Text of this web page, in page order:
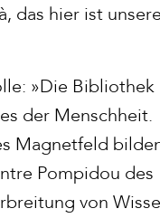
das hier ist unsere
»Die Bibliothek
der Menschheit.
Magnetfeld
Pompidou des
von